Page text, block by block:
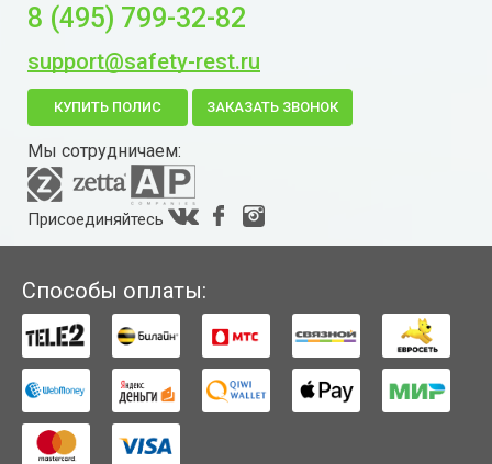
8 (495) 799-32-82
support@safety-rest.ru
КУПИТЬ ПОЛИС ЗАКАЗАТЬ ЗВОНОК
Мы сотрудничаем:
Присоединяйтесь
Способы оплаты: